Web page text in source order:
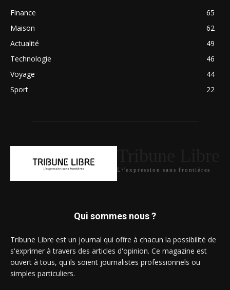
Finance
65
Maison
62
Actualité
49
Technologie
46
Voyage
44
Sport
22
L\'expression sans frontières
Qui sommes nous ?
Tribune Libre est un journal qui offre à chacun la possibilité de
s'exprimer à travers des articles d'opinion. Ce magazine est
ouvert à tous, qu'ils soient journalistes professionnels ou
simples particuliers.